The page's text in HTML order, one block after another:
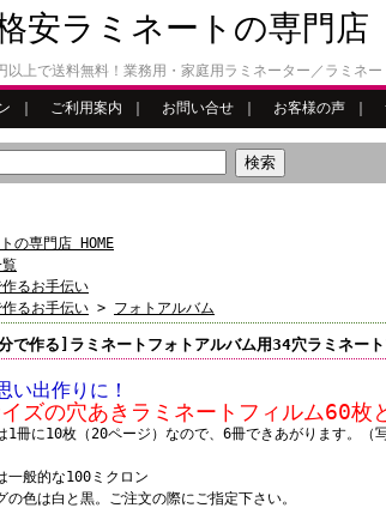
格安ラミネートの専門
以上で送料無料！業務用・家庭用ラミネーター／ラミネ
ご利用案内 お問い合せ お客様の声
の専門店 HOME
るお手伝い
るお手伝い > フォトアルバム
で作る]ラミネートフォトアルバム用34穴ラミネー
い出作りに！
ズの穴あきラミネートフィルム60枚
1冊に10枚（20ページ）なので、6冊できあがります。（
一般的な100ミクロン
の色は白と黒。ご注文の際にご指定下さい。